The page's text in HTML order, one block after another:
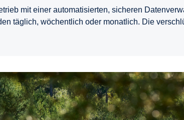
mit einer automatisierten, sicheren
täglich, wöchentlich oder monatlich. Die